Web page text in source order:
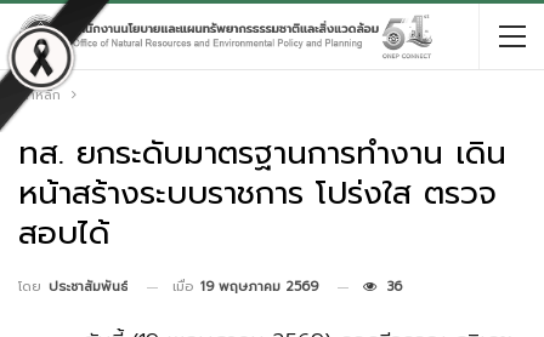
หน้าหลัก
ทส. ยกระดับมาตรฐานการทำงาน เดิน
หน้าสร้างระบบราชการ โปร่งใส ตรวจ
สอบได้
โดย ประชาสัมพันธ์ เมื่อ 19 พฤษภาคม 2569 36